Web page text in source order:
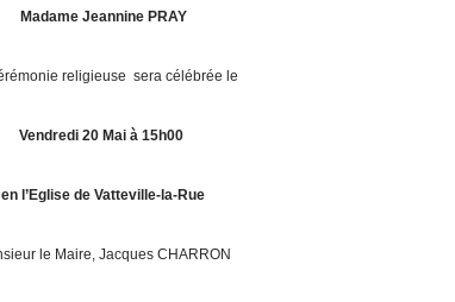
Madame Jeannine PRAY
religieuse sera célébrée le
Vendredi 20 Mai à 15h00
en l’Eglise de Vatteville-la-Rue
le Maire, Jacques CHARRON